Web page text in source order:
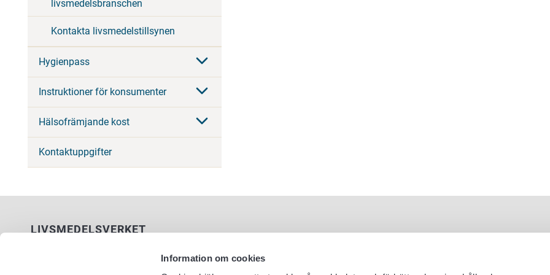
Information om cookies
livsmedelsbranschen
Kontakta livsmedelstillsynen
Hygienpass
Instruktioner för konsumenter
Hälsofrämjande kost
Kontaktuppgifter
LIVSMEDELSVERKET